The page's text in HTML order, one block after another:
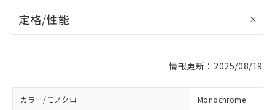
定格/性能
情報更新：2025/08/19
カラー/モノクロ Monochrome